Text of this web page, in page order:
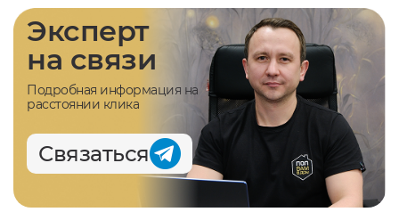
Эксперт
на связи
Подробная информация на
расстоянии клика
Связаться